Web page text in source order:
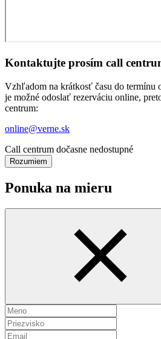
Kontaktujte prosím call
Vzhľadom na krátkosť času do termínu
je možné odoslať rezerváciu online,
centrum:
online@verne.sk
Call centrum dočasne nedostupné
Rozumiem
Ponuka na mieru